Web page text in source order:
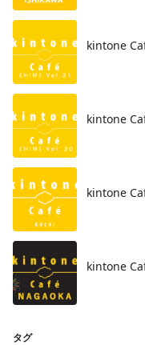
kintone
kintone
kintone
kintone
タグ